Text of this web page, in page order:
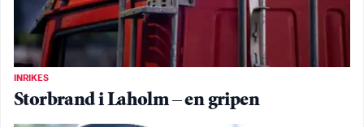
INRIKES
Storbrand i Laholm – en gripen